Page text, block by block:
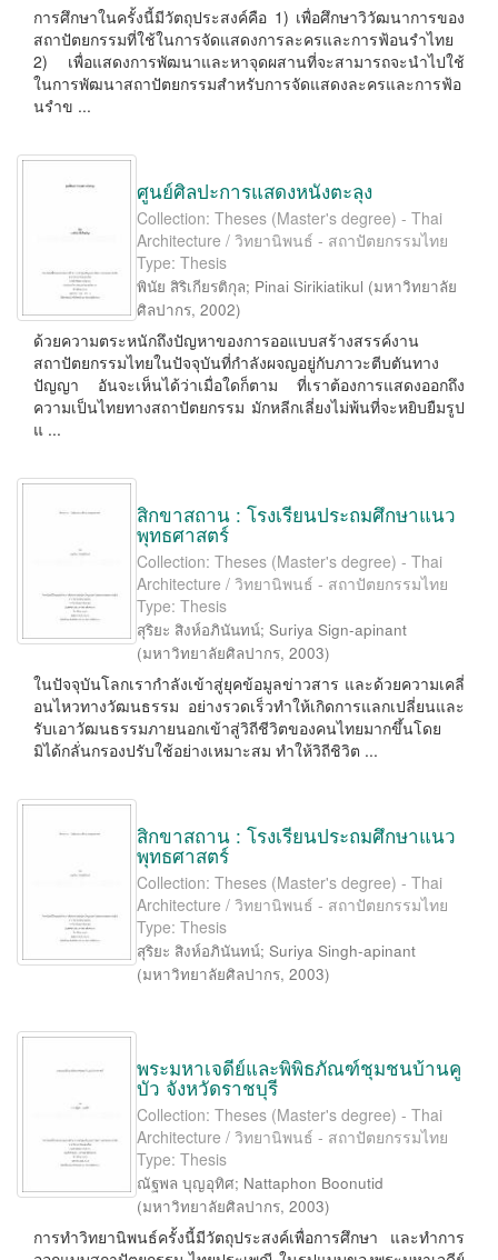
การศึกษาในครั้งนี้มีวัตถุประสงค์คือ 1) เพื่อศึกษาวิวัฒนาการของ
สถาปัตยกรรมที่ใช้ในการจัดแสดงการละครและการฟ้อนรำไทย
2) เพื่อแสดงการพัฒนาและหาจุดผสานที่จะสามารถจะนำไปใช้
ในการพัฒนาสถาปัตยกรรมสำหรับการจัดแสดงละครและการฟ้อ
นรำข ...
ศูนย์ศิลปะการแสดงหนังตะลุง
Collection: Theses (Master's degree) - Thai
Architecture / วิทยานิพนธ์ - สถาปัตยกรรมไทย
Type: Thesis
พินัย สิริเกียรติกุล; Pinai Sirikiatikul (มหาวิทยาลัย
ศิลปากร, 2002)
ด้วยความตระหนักถึงปัญหาของการออแบบสร้างสรรค์งาน
สถาปัตยกรรมไทยในปัจจุบันที่กำลังผจญอยู่กับภาวะตีบตันทาง
ปัญญา อันจะเห็นได้ว่าเมื่อใดก็ตาม ที่เราต้องการแสดงออกถึง
ความเป็นไทยทางสถาปัตยกรรม มักหลีกเลี่ยงไม่พ้นที่จะหยิบยืมรูป
แ ...
สิกขาสถาน : โรงเรียนประถมศึกษาแนว
พุทธศาสตร์
Collection: Theses (Master's degree) - Thai
Architecture / วิทยานิพนธ์ - สถาปัตยกรรมไทย
Type: Thesis
สุริยะ สิงห์อภินันทน์; Suriya Sign-apinant
(มหาวิทยาลัยศิลปากร, 2003)
ในปัจจุบันโลกเรากำลังเข้าสู่ยุคข้อมูลข่าวสาร และด้วยความเคลี่
อนไหวทางวัฒนธรรม อย่างรวดเร็วทำให้เกิดการแลกเปลี่ยนและ
รับเอาวัฒนธรรมภายนอกเข้าสู่วิถีชีวิตของคนไทยมากขึ้นโดย
มิได้กลั่นกรองปรับใช้อย่างเหมาะสม ทำให้วิถีชิวิต ...
สิกขาสถาน : โรงเรียนประถมศึกษาแนว
พุทธศาสตร์
Collection: Theses (Master's degree) - Thai
Architecture / วิทยานิพนธ์ - สถาปัตยกรรมไทย
Type: Thesis
สุริยะ สิงห์อภินันทน์; Suriya Singh-apinant
(มหาวิทยาลัยศิลปากร, 2003)
พระมหาเจดีย์และพิพิธภัณฑ์ชุมชนบ้านคู
บัว จังหวัดราชบุรี
Collection: Theses (Master's degree) - Thai
Architecture / วิทยานิพนธ์ - สถาปัตยกรรมไทย
Type: Thesis
ณัฐพล บุญอุทิศ; Nattaphon Boonutid
(มหาวิทยาลัยศิลปากร, 2003)
การทำวิทยานิพนธ์ครั้งนี้มีวัตถุประสงค์เพื่อการศึกษา และทำการ